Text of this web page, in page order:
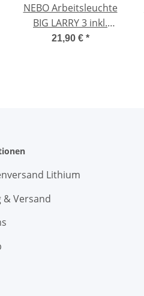
NEBO Arbeitsleuchte
BIG LARRY 3 inkl.
Batterien 600 Lumen
21,90 € *
Lithium
& Versand